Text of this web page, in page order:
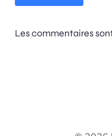
Les commentaires